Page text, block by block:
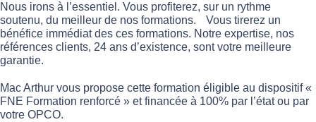
Nous irons à l’essentiel. Vous profiterez, sur un rythme
soutenu, du meilleur de nos formations. Vous tirerez un
bénéfice immédiat des ces formations. Notre expertise, nos
références clients, 24 ans d’existence, sont votre meilleure
garantie.
Mac Arthur vous propose cette formation éligible au dispositif «
FNE Formation renforcé » et financée à 100% par l’état ou par
votre OPCO.